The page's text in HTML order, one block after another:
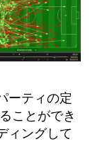
ーティの定
ことができ
ィングして